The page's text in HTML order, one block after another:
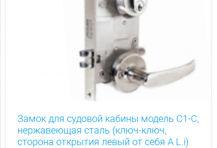
Замок для судовой кабины модель С1-С,
нержавеющая сталь (ключ-ключ,
сторона открытия левый от себя A L.i)